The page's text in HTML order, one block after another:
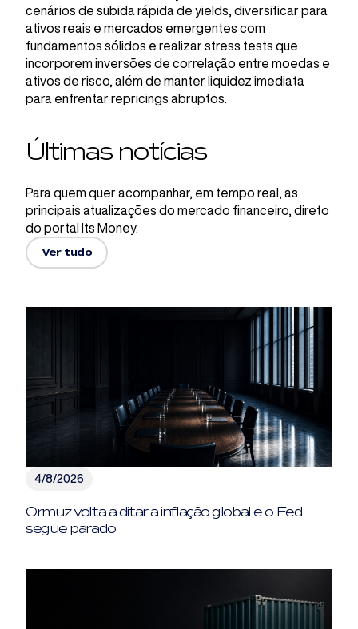
cenários de subida rápida de yields, diversificar para
ativos reais e mercados emergentes com
fundamentos sólidos e realizar stress tests que
incorporem inversões de correlação entre moedas e
ativos de risco, além de manter liquidez imediata
para enfrentar repricings abruptos.
Últimas notícias
Para quem quer acompanhar, em tempo real, as
principais atualizações do mercado financeiro, direto
do portal Its Money.
Ver tudo
4/8/2026
Ormuz volta a ditar a inflação global e o Fed
segue parado